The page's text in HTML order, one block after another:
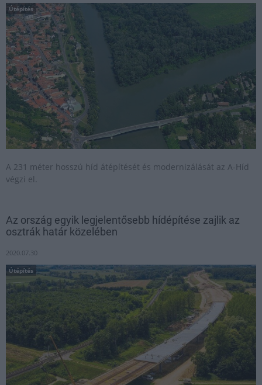
Útépítés
A 231 méter hosszú híd átépítését és modernizálását az A-Híd
végzi el.
Az ország egyik legjelentősebb hídépítése zajlik az
osztrák határ közelében
2020.07.30
Útépítés